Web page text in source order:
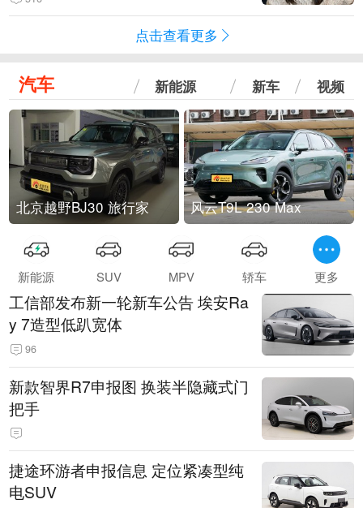
点击查看更多
汽车 新能源 新车 视频
北京越野BJ30 旅行家 风云T9L 230 Max
新能源 SUV MPV 轿车 更多
工信部发布新一轮新车公告 埃安Ra
y 7造型低趴宽体
96
新款智界R7申报图 换装半隐藏式门
把手
捷途环游者申报信息 定位紧凑型纯
电SUV